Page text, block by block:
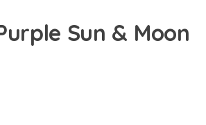
Sun & Moon